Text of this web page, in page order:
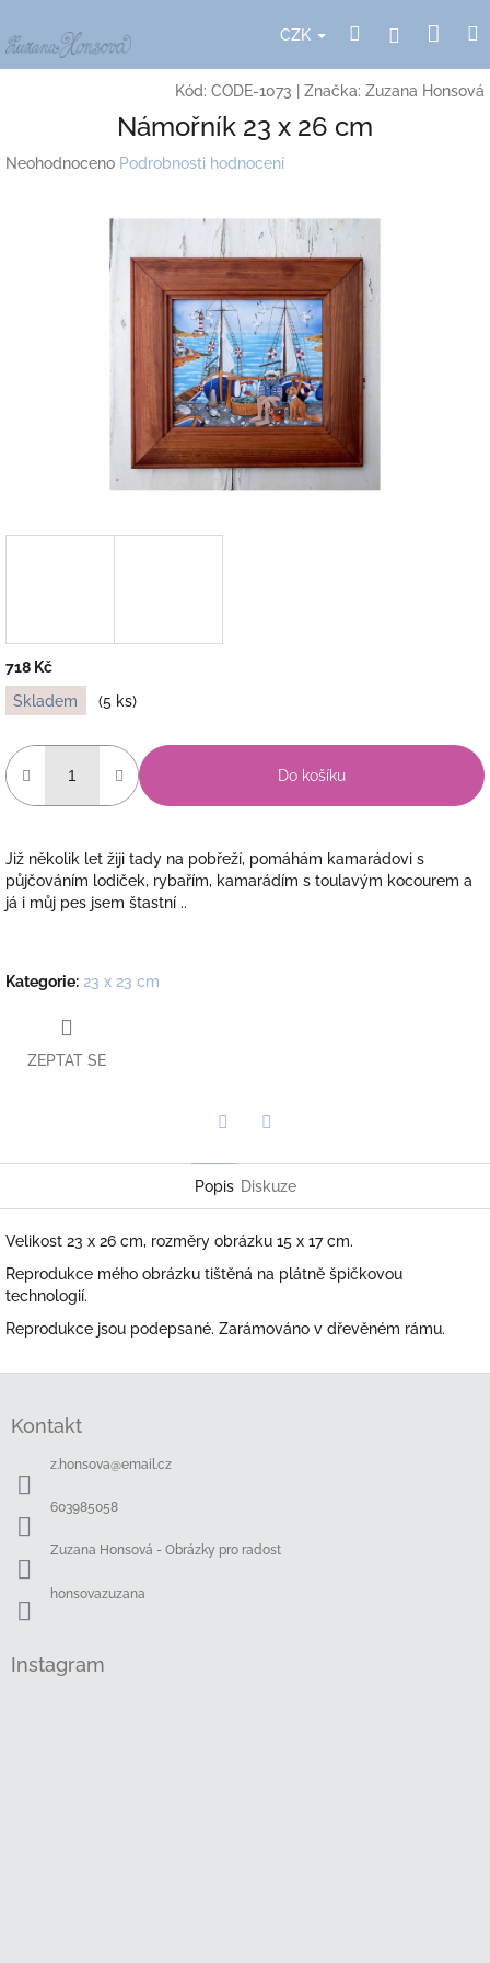
na
obsah
CZK HledatPřihlášení
Kód: CODE-1073 Značka: Zuzana Honsová
Námořník 23 x 26 cm
Průměrné
Neohodnoceno Podrobnosti hodnocení
718 Kč
Měrná
cena:
Skladem (5 ks)
Do košíku
Již několik let žiji tady na pobřeží, pomáhám kamarádovi s
půjčováním lodiček, rybařím, kamarádím s toulavým kocourem a
já i můj pes jsem štastní ..
Kategorie: 23 x 23 cm
ZEPTAT SE
Popis Diskuze
Velikost 23 x 26 cm, rozměry obrázku 15 x 17 cm.
Reprodukce mého obrázku tištěná na plátně špičkovou
technologií.
Reprodukce jsou podepsané. Zarámováno v dřevěném rámu.
Kontakt
z.honsova@email.cz
603985058
Zuzana Honsová - Obrázky pro radost
honsovazuzana
Instagram